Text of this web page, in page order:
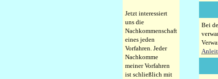
Jetzt interessiert
uns die
Nachkommenschaft
eines jeden
Vorfahren. Jeder
Nachkomme
meiner Vorfahren
ist schließlich mit
Bei